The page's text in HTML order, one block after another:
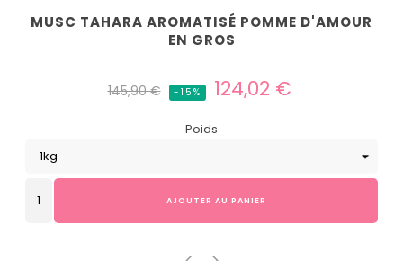
MUSC TAHARA AROMATISÉ POMME D'AMOUR
EN GROS
Prix
145,90 € -15%
Prix
124,02 €
Poids
AJOUTER AU PANIER